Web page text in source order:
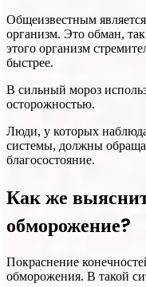
Общеизвестным является
организм. Это обман,
этого организм
быстрее.
В сильный мороз
осторожностью.
Люди, у которых
системы, должны
благосостояние.
Как же
обморожение?
Покраснение
обморожения. В такой